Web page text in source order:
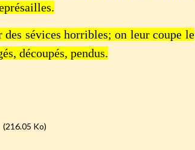
sévices horribles; on leur coupe le
découpés, pendus.
(216.05 Ko)